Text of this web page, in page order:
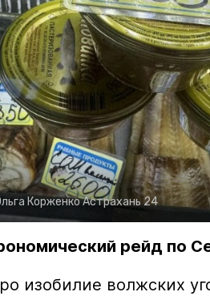
КорженкоАстрахань 24
рейд по
изобилие волжских